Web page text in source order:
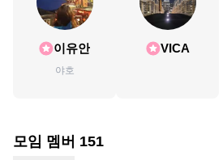
이유안
야호
VICA
모임 멤버 151